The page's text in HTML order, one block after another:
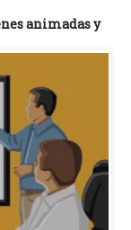
animadas y